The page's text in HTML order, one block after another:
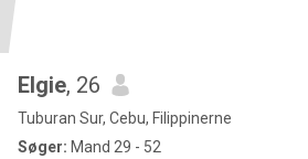
Elgie, 26
Tuburan Sur, Cebu, Filippinerne
Søger: Mand 29 - 52